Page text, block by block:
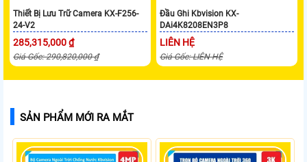
Thiết Bị Lưu Trữ Camera KX-F256-
24-V2
285,315,000 ₫
Giá Gốc: 290,820,000 ₫
Đầu Ghi Kbvision KX-
DAi4K8208EN3P8
LIÊN HỆ
Giá Gốc: LIÊN HỆ
SẢN PHẨM MỚI RA MẮT